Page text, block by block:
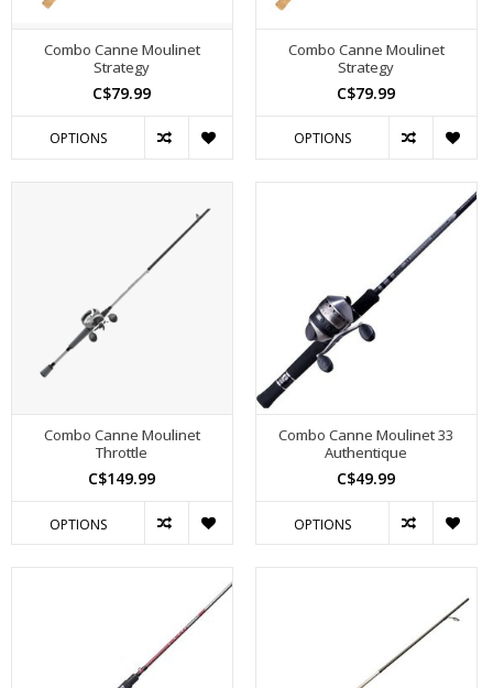
Combo Canne Moulinet
Strategy
C$79.99
OPTIONS
Combo Canne Moulinet
Strategy
C$79.99
OPTIONS
Combo Canne Moulinet
Throttle
C$149.99
OPTIONS
Combo Canne Moulinet 33
Authentique
C$49.99
OPTIONS